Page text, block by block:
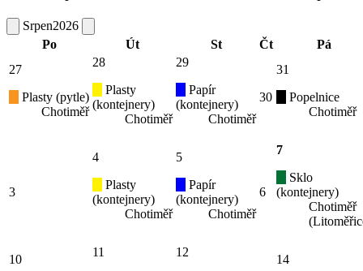
Srpen2026
Po
Út St Čt
Pá
27
Plasty (pytle)
Chotiměř
28
Plasty
(kontejnery)
Chotiměř
29
Papír
(kontejnery)
Chotiměř
30
31
Popelnice
Chotiměř
3
4
Plasty
(kontejnery)
Chotiměř
5
Papír
(kontejnery)
Chotiměř
6
7
Sklo
(kontejnery)
Chotiměř
10
11
12
14